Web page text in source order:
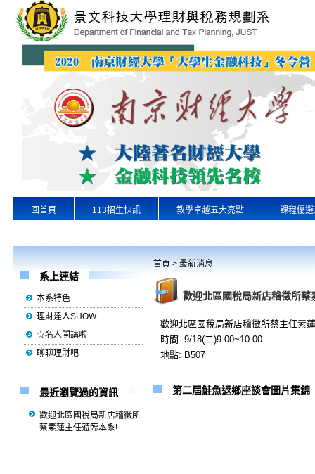
回首頁 113招生快訊 教學卓越五大亮點 課程優
系上連結
本系特色
理財達人SHOW
☆名人開講啦
聊聊理財吧
最近瀏覽過的資訊
歡迎北區國稅局新店稽徵所
蔡素蓮主任蒞臨本系!
首頁 > 最新消息
歡迎北區國稅局新店稽徵所蔡
歡迎北區國稅局新店稽徵所蔡主任素
時間: 9/18(二)9:00~10:00
地點: B507
第二屆鮭魚返鄉座談會圖片集錦